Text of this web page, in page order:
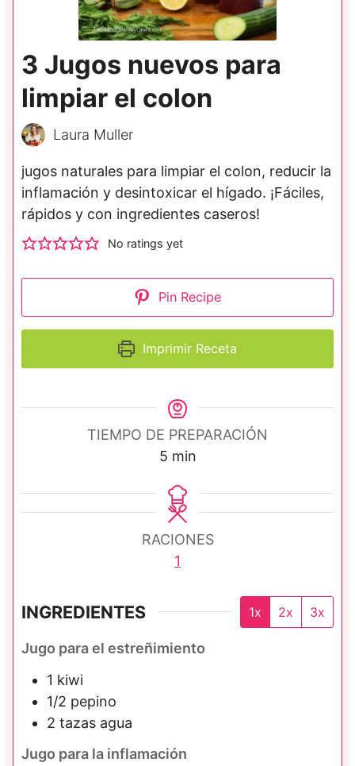
3 Jugos nuevos para
limpiar el colon
Laura Muller
jugos naturales para limpiar el colon, reducir la
inflamación y desintoxicar el hígado. ¡Fáciles,
rápidos y con ingredientes caseros!
No ratings yet
Pin Recipe
Imprimir Receta
TIEMPO DE PREPARACIÓN
5m
n
u
t
o
min
RACIONES
1
INGREDIENTES 1x 2x 3x
Jugo para el estreñimiento
1 kiwi
1/2 pepino
2 tazas agua
Jugo para la inflamación